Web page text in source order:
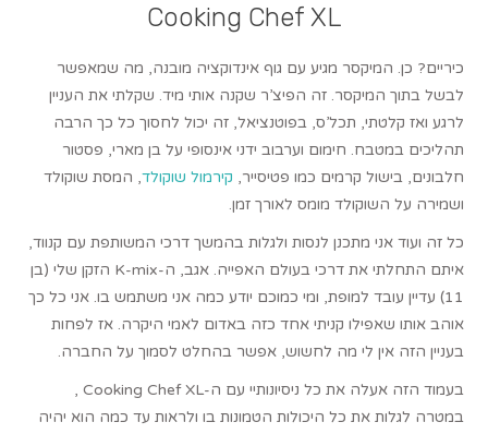
Cooking Chef XL
כיריים? כן. המיקסר מגיע עם גוף אינדוקציה מובנה, מה שמאפשר
לבשל בתוך המיקסר. זה הפיצ’ר שקנה אותי מיד. שקלתי את העניין
לרגע ואז קלטתי, תכל’ס, בפוטנציאל, זה יכול לחסוך כל כך הרבה
תהליכים במטבח. חימום וערבוב ידני אינסופי על בן מארי, פסטור
חלבונים, בישול קרמים כמו פטיסייר, קירמול שוקולד, המסת שוקולד
ושמירה על השוקולד מומס לאורך זמן.
כל זה ועוד אני מתכנן לנסות ולגלות בהמשך דרכי המשותפת עם קנווד,
איתם התחלתי את דרכי בעולם האפייה. אגב, ה-K-mix הזקן שלי (בן
11) עדיין עובד למופת, ומי כמוכם יודע כמה אני משתמש בו. אני כל כך
אוהב אותו שאפילו קניתי אחד כזה באדום לאמי היקרה. אז לפחות
בעניין הזה אין לי מה לחשוש, אפשר בהחלט לסמוך על החברה.
בעמוד הזה אעלה את כל ניסיונותיי עם ה-Cooking Chef XL ,
במטרה לגלות את כל היכולות הטמונות בו ולראות עד כמה הוא יהיה